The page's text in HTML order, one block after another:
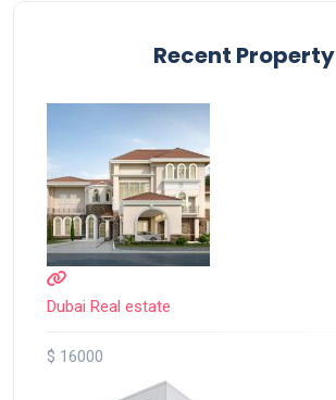
Recent Property
Dubai Real estate
$ 16000